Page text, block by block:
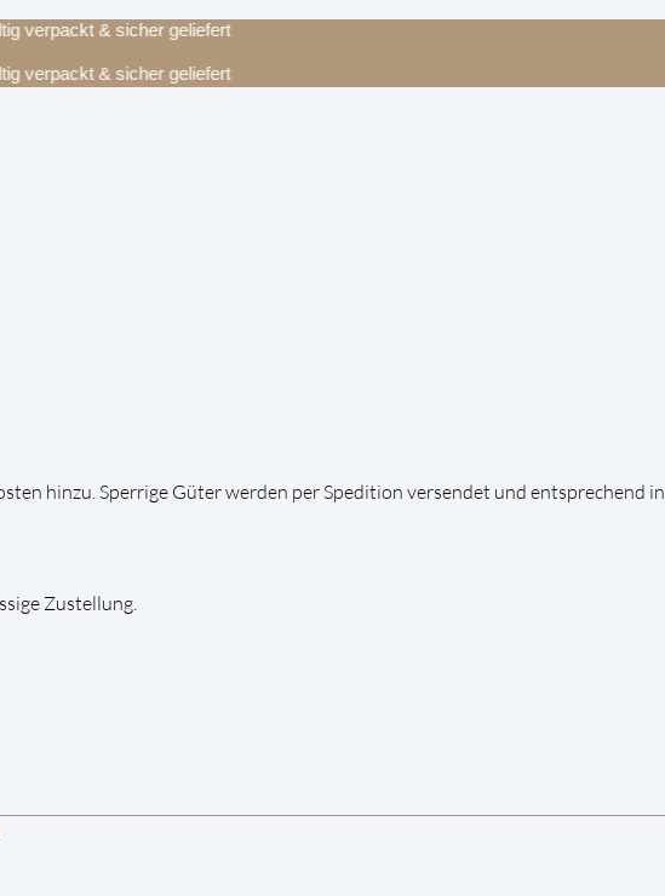
verpackt & sicher geliefert
verpackt & sicher geliefert
hinzu. Sperrige Güter werden per Spedition versendet und entsprechend in
Zustellung.